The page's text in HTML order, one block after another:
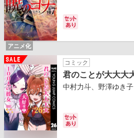
アニメ化
コミック
君のことが大大大
中村力斗、野澤ゆき子